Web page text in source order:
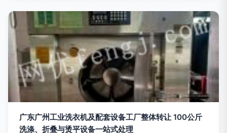
广东广州工业洗衣机及配套设备工厂整体转让 100公斤
洗涤、折叠与烫平设备一站式处理